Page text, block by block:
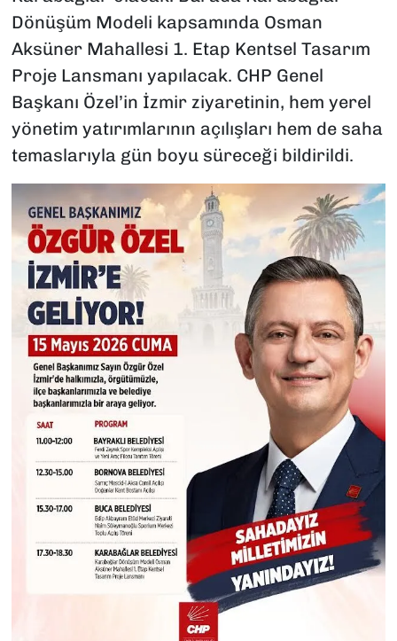
Dönüşüm Modeli kapsamında Osman
Aksüner Mahallesi 1. Etap Kentsel Tasarım
Proje Lansmanı yapılacak. CHP Genel
Başkanı Özel’in İzmir ziyaretinin, hem yerel
yönetim yatırımlarının açılışları hem de saha
temaslarıyla gün boyu süreceği bildirildi.